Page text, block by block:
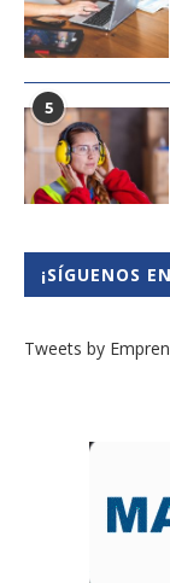
5
¡SÍGUENOS
Tweets by